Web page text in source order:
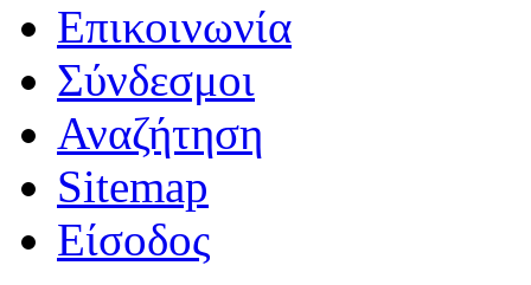
Επικοινωνία
Σύνδεσμοι
Αναζήτηση
Sitemap
Είσοδος